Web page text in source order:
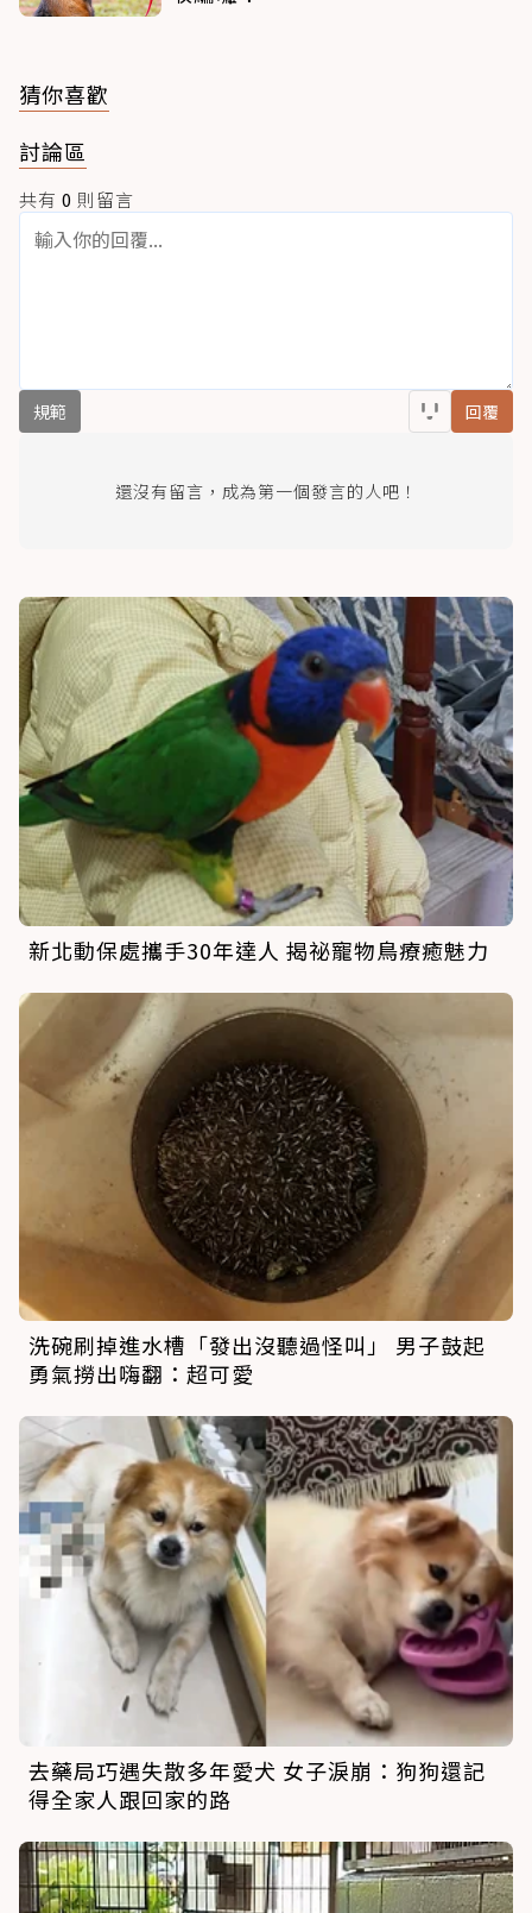
猜你喜歡
討論區
共有 0 則留言
規範 回覆
還沒有留言，成為第一個發言的人吧！
新北動保處攜手30年達人 揭祕寵物鳥療癒魅力
洗碗刷掉進水槽「發出沒聽過怪叫」 男子鼓起
勇氣撈出嗨翻：超可愛
去藥局巧遇失散多年愛犬 女子淚崩：狗狗還記
得全家人跟回家的路